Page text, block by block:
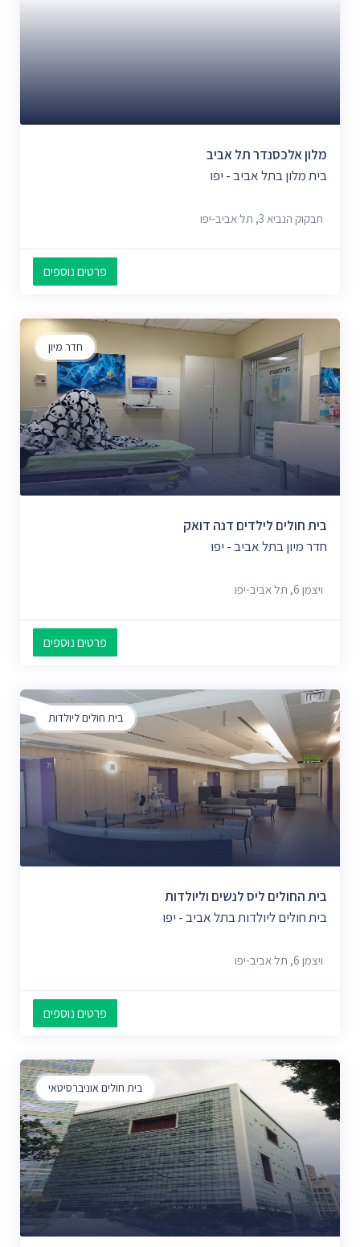
מלון אלכסנדר תל אביב
בית מלון בתל אביב - יפו
חבקוק הנביא 3, תל אביב-יפו
פרטים נוספים
חדר מיון
בית חולים לילדים דנה דואק
חדר מיון בתל אביב - יפו
ויצמן‬ 6, תל אביב-יפו
פרטים נוספים
בית חולים ליולדות
בית החולים ליס לנשים וליולדות
בית חולים ליולדות בתל אביב - יפו
ויצמן‬ 6, תל אביב-יפו
פרטים נוספים
בית חולים אוניברסיטאי